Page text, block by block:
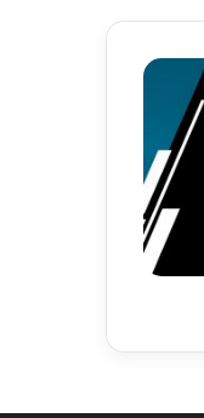
İlanları